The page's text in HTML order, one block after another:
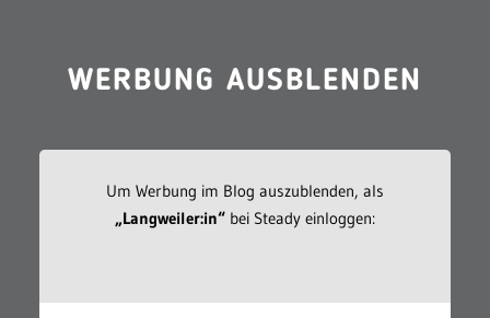
WERBUNG AUSBLENDEN
Um Werbung im Blog auszublenden, als
„Langweiler:in“bei Steady einloggen: